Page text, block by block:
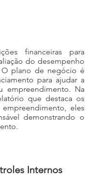
financeiras para
do desempenho
O plano de negócio é
para ajudar a
empreendimento. Na
que destaca os
eles
demonstrando o
Internos